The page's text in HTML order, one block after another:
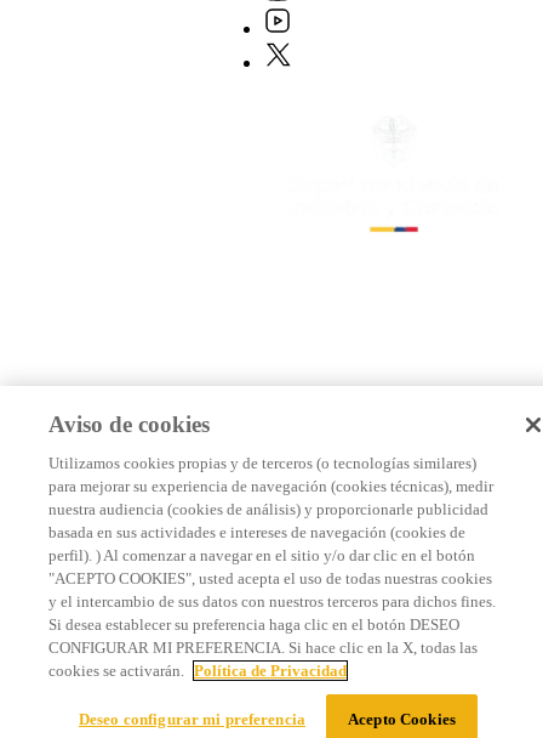
Aviso de cookies
Utilizamos cookies propias y de terceros (o tecnologías similares)
para mejorar su experiencia de navegación (cookies técnicas), medir
nuestra audiencia (cookies de análisis) y proporcionarle publicidad
basada en sus actividades e intereses de navegación (cookies de
perfil). ) Al comenzar a navegar en el sitio y/o dar clic en el botón
"ACEPTO COOKIES", usted acepta el uso de todas nuestras cookies
y el intercambio de sus datos con nuestros terceros para dichos fines.
Si desea establecer su preferencia haga clic en el botón DESEO
CONFIGURAR MI PREFERENCIA. Si hace clic en la X, todas las
cookies se activarán. Política de Privacidad
Deseo configurar mi preferencia Acepto Cookies